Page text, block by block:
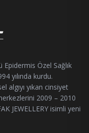
Epidermis Özel Sağlık
yılında kurdu.
algıyı yıkan cinsiyet
2009 – 2010
JEWELLERY isimli yeni